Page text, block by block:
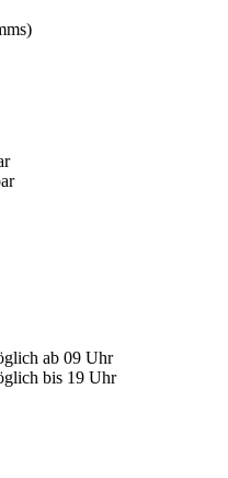
ab 09 Uhr
bis 19 Uhr